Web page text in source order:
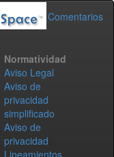
Comentarios
Normatividad
Aviso Legal
Aviso de
privacidad
simplificado
Aviso de
privacidad
Lineamientos